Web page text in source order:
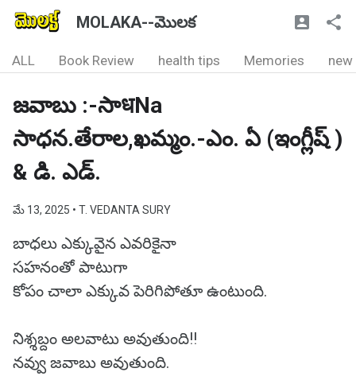
MOLAKA--మొలక
ALL Book Review health tips Memories new
జవాబు :-సాधNa
సాధన.తేరాల,ఖమ్మం.-ఎం. ఏ (ఇంగ్లీష్ )
& డి. ఎడ్.
మే 13, 2025 • T. VEDANTA SURY
బాధలు ఎక్కువైన ఎవరికైనా
సహనంతో పాటుగా
కోపం చాలా ఎక్కువ పెరిగిపోతూ ఉంటుంది.
నిశ్శబ్దం అలవాటు అవుతుంది!!
నవ్వు జవాబు అవుతుంది.